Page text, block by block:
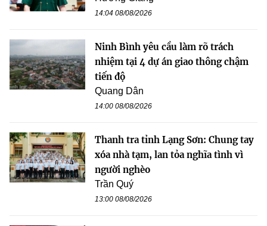
14:04 08/08/2026
Ninh Bình yêu cầu làm rõ trách
nhiệm tại 4 dự án giao thông chậm
tiến độ
Quang Dân
14:00 08/08/2026
Thanh tra tỉnh Lạng Sơn: Chung tay
xóa nhà tạm, lan tỏa nghĩa tình vì
người nghèo
Trần Quý
13:00 08/08/2026